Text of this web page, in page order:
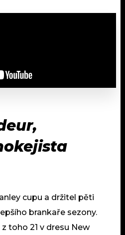
cupu a držitel pěti
brankaře sezony.
toho 21 v dresu New